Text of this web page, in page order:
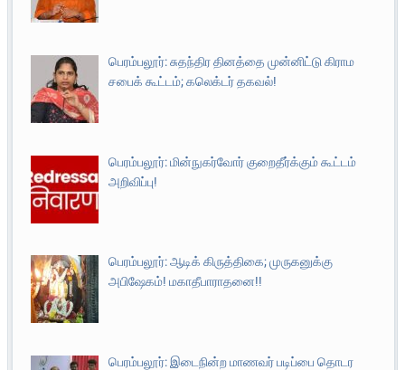
பெரம்பலூர்: சுதந்திர தினத்தை முன்னிட்டு கிராம
சபைக் கூட்டம்; கலெக்டர் தகவல்!
பெரம்பலூர்: மின்நுகர்வோர் குறைதீர்க்கும் கூட்டம்
அறிவிப்பு!
பெரம்பலூர்: ஆடிக் கிருத்திகை; முருகனுக்கு
அபிஷேகம்! மகாதீபாராதனை!!
பெரம்பலூர்: இடைநின்ற மாணவர் படிப்பை தொடர